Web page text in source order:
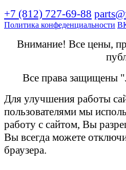
+7 (812) 727-69-88
Политика конфеденциальности
Внимание! Все цены,
Все права защищены
Для улучшения работы
пользователями мы
работу с сайтом, Вы
Вы всегда можете
браузера.